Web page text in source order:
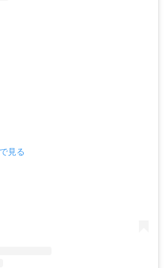
見る